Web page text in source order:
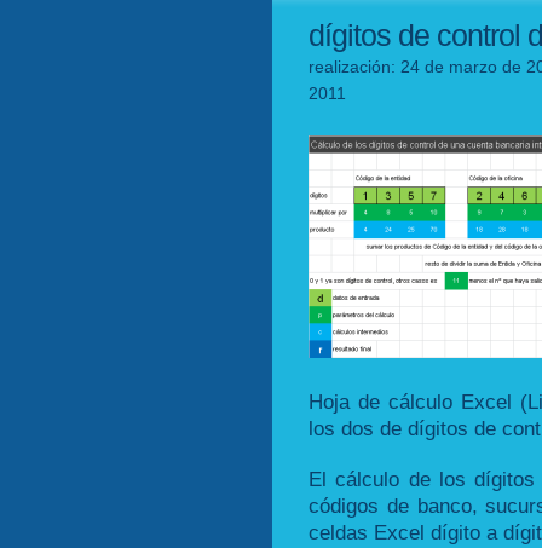
dígitos de control
realización: 24 de marzo de
2011
Hoja de cálculo Excel
los dos de dígitos de
El cálculo de los
códigos de banco,
celdas Excel dígito a